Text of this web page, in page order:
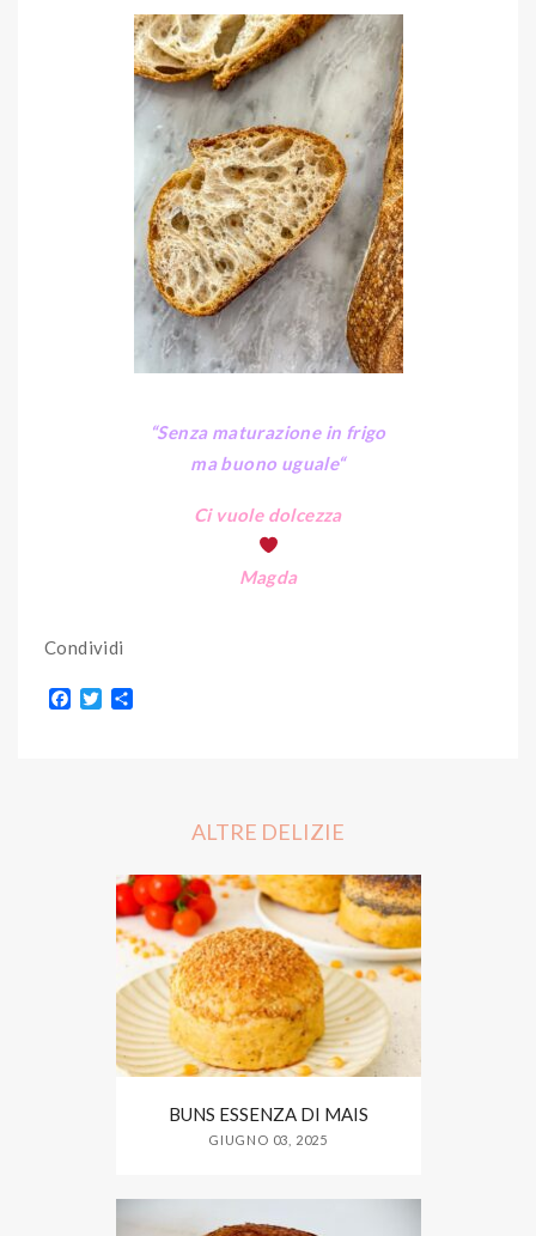
“Senza maturazione in frigo
ma buono uguale“
Ci vuole dolcezza
Magda
Condividi
F
T
ALTRE DELIZIE
BUNS ESSENZA DI MAIS
GIUGNO 03, 2025